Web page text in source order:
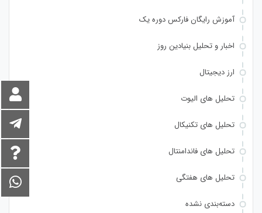
آموزش رایگان فارکس دوره یک
اخبار و تحلیل بنیادین روز
ارز دیجیتال
تحلیل های الیوت
تحلیل های تکنیکال
تحلیل های فاندامنتال
تحلیل های هفتگی
دسته‌بندی نشده